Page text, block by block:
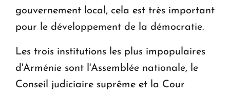
gouvernement local, cela est très important
pour le développement de la démocratie.
Les trois institutions les plus impopulaires
d'Arménie sont l'Assemblée nationale, le
Conseil judiciaire suprême et la Cour